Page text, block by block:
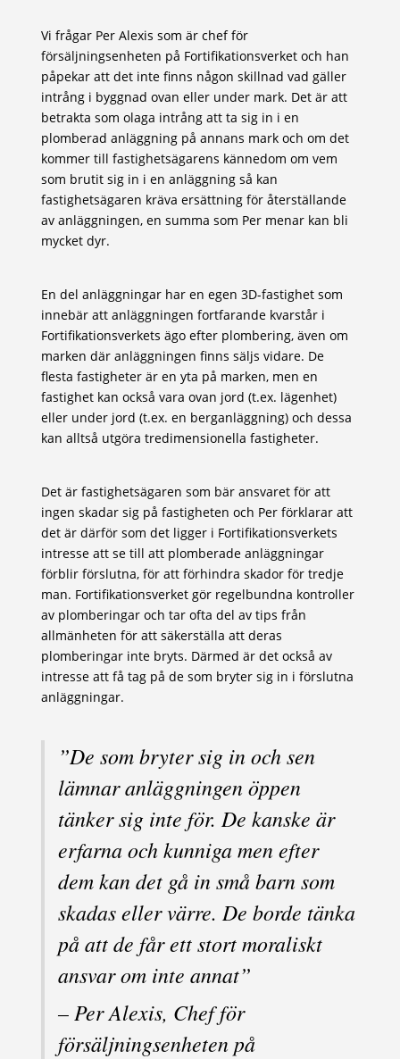
Vi frågar Per Alexis som är chef för
försäljningsenheten på Fortifikationsverket och han
påpekar att det inte finns någon skillnad vad gäller
intrång i byggnad ovan eller under mark. Det är att
betrakta som olaga intrång att ta sig in i en
plomberad anläggning på annans mark och om det
kommer till fastighetsägarens kännedom om vem
som brutit sig in i en anläggning så kan
fastighetsägaren kräva ersättning för återställande
av anläggningen, en summa som Per menar kan bli
mycket dyr.
En del anläggningar har en egen 3D-fastighet som
innebär att anläggningen fortfarande kvarstår i
Fortifikationsverkets ägo efter plombering, även om
marken där anläggningen finns säljs vidare. De
flesta fastigheter är en yta på marken, men en
fastighet kan också vara ovan jord (t.ex. lägenhet)
eller under jord (t.ex. en berganläggning) och dessa
kan alltså utgöra tredimensionella fastigheter.
Det är fastighetsägaren som bär ansvaret för att
ingen skadar sig på fastigheten och Per förklarar att
det är därför som det ligger i Fortifikationsverkets
intresse att se till att plomberade anläggningar
förblir förslutna, för att förhindra skador för tredje
man. Fortifikationsverket gör regelbundna kontroller
av plomberingar och tar ofta del av tips från
allmänheten för att säkerställa att deras
plomberingar inte bryts. Därmed är det också av
intresse att få tag på de som bryter sig in i förslutna
anläggningar.
”De som bryter sig in och sen
lämnar anläggningen öppen
tänker sig inte för. De kanske är
erfarna och kunniga men efter
dem kan det gå in små barn som
skadas eller värre. De borde tänka
på att de får ett stort moraliskt
ansvar om inte annat”
– Per Alexis, Chef för
försäljningsenheten på